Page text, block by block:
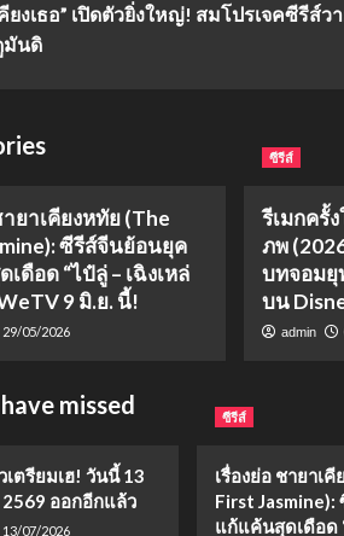
ยงเธอ” เปิดตัวยิ่งใหญ่! สมโปรเจคซีรีส์ว
มันดิ
ายาเคียงหทัย (The
ซีรีส์จีนย้อนยุค
ดือด “ไป๋ลู่ – เฉิงเหล่
9 มิ.ย. นี้!
29/05/2026
ซีรีส์
รีเมกครั้
ภพ
บทจอมยุ
บน
admin
missed
ตรียมเฮ! วันนี้ 13
ออกอีกแล้ว
13/07/2026
ซีรีส์
เรื่องย่อ ชายาเ
First
แก้แค้นสุดเดือด